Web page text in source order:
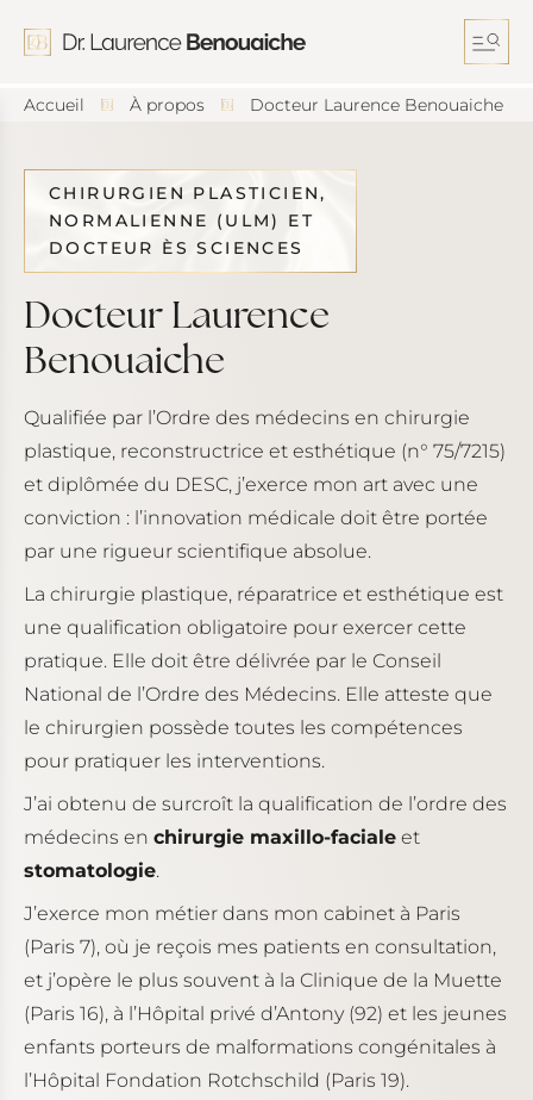
Accueil À propos Docteur Laurence Benouaiche
CHIRURGIEN PLASTICIEN,
NORMALIENNE (ULM) ET
DOCTEUR ÈS SCIENCES
Docteur Laurence
Benouaiche
Qualifiée par l’Ordre des médecins en chirurgie
plastique, reconstructrice et esthétique (n° 75/7215)
et diplômée du DESC, j’exerce mon art avec une
conviction : l’innovation médicale doit être portée
par une rigueur scientifique absolue.
La chirurgie plastique, réparatrice et esthétique est
une qualification obligatoire pour exercer cette
pratique. Elle doit être délivrée par le Conseil
National de l’Ordre des Médecins. Elle atteste que
le chirurgien possède toutes les compétences
pour pratiquer les interventions.
J’ai obtenu de surcroît la qualification de l’ordre des
médecins en chirurgie maxillo-faciale et
stomatologie.
J’exerce mon métier dans mon cabinet à Paris
(Paris 7), où je reçois mes patients en consultation,
et j’opère le plus souvent à la Clinique de la Muette
(Paris 16), à l’Hôpital privé d’Antony (92) et les jeunes
enfants porteurs de malformations congénitales à
l’Hôpital Fondation Rotchschild (Paris 19).